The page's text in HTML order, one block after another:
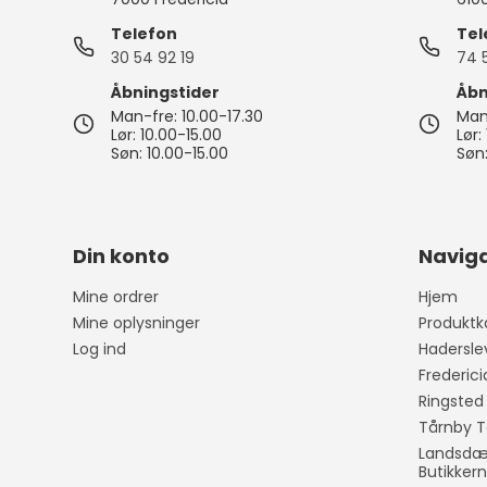
Pynte figurer
Vaser
Lysestager
Lammeskind
LED Lys til batteri
Påske
Plastkasser
Tøjophæng &
Isspande
Isterninger/-
Silikone
Dørslag
Forklæder
Telefon
30 54 92 19
Åbningstider
Man-fre: 10.00-17.30
Lør: 10.00-15.00
Søn: 10.00-15.00
74
Lør:
Din konto
Mine ordrer
Mine oplysninger
Log ind
Hjem
Tårnby